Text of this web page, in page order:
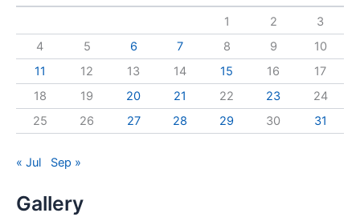
f
:
1 2
3
4
5 6 7 8 9
10
11
12 13 14 15 16
17
18
19 20 21 22 23
24
25
26 27 28 29 30 31
« Jul Sep »
Gallery